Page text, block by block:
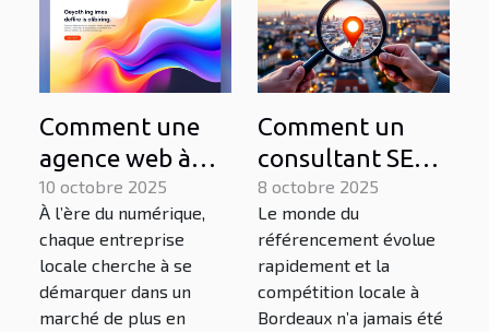
Comment une
agence web à
Bordeaux peut
transformer
votre entreprise
locale
10 octobre 2025
À l’ère du numérique,
chaque entreprise
locale cherche à se
démarquer dans un
marché de plus en
Comment un
consultant SEO
Bordeaux peut
transformer
votre entreprise
locale
8 octobre 2025
Le monde du
référencement évolue
rapidement et la
compétition locale à
Bordeaux n’a jamais été